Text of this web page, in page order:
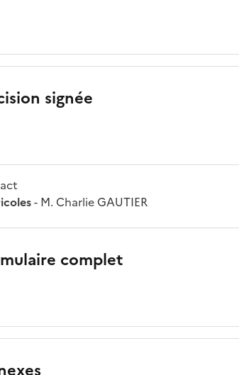
signée
- M. Charlie GAUTIER
complet